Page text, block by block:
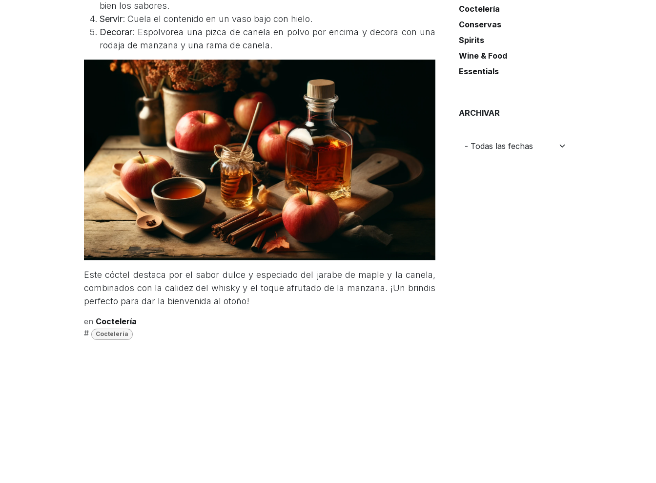
bien los sabores.
Servir: Cuela el contenido en un vaso bajo con hielo.
Decorar: Espolvorea una pizca de canela en polvo por encima y decora con una
rodaja de manzana y una rama de canela.
Este cóctel destaca por el sabor dulce y especiado del jarabe de maple y la canela,
combinados con la calidez del whisky y el toque afrutado de la manzana. ¡Un brindis
perfecto para dar la bienvenida al otoño!
en Coctelería
#
Coctelería
Coctelería
Conservas
Spirits
Wine & Food
Essentials
ARCHIVAR